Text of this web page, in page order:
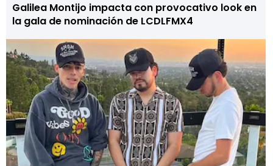
Galilea Montijo impacta con provocativo look en
la gala de nominación de LCDLFMX4